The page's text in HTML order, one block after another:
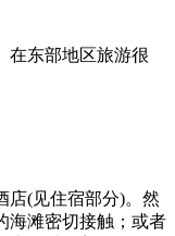
在东部地区旅游很
店(见住宿部分)。然
海滩密切接触；或者